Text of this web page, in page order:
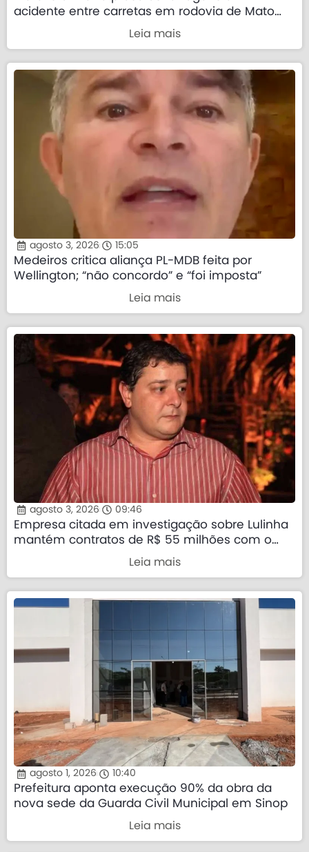
acidente entre carretas em rodovia de Mato
Leia mais
agosto 3, 2026 15:05
Medeiros critica aliança PL-MDB feita por
Wellington; “não concordo” e “foi imposta”
Leia mais
agosto 3, 2026 09:46
Empresa citada em investigação sobre Lulinha
mantém contratos de R$ 55 milhões com o
Leia mais
agosto 1, 2026 10:40
Prefeitura aponta execução 90% da obra da
nova sede da Guarda Civil Municipal em Sinop
Leia mais